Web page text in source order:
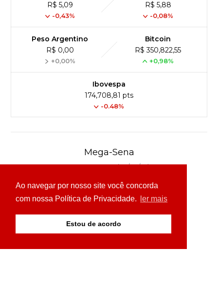
Ao navegar por nosso site você concorda
com nossa Política de Privacidade.
ler mais
Estou de acordo
R$ 5,09
-0,43%
R$ 5,88
-0,08%
Peso Argentino
R$ 0,00
+0,00%
Bitcoin
R$ 350,822,55
+0,98%
Ibovespa
174,708,81 pts
-0.48%
Mega-Sena
Concurso 3041 (06/08/26)
16 21 24 31 43